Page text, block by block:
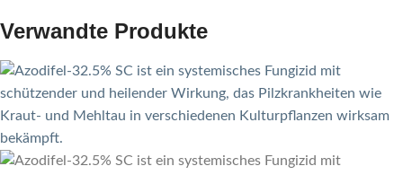
Verwandte Produkte